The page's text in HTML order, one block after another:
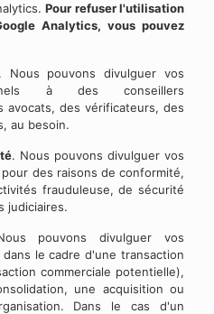
Pour refuser l'utilisation
Analytics, vous pouvez
Nous pouvons divulguer vos
à des conseillers
avocats, des vérificateurs, des
au besoin.
. Nous pouvons divulguer vos
des raisons de conformité,
frauduleuse, de sécurité
judiciaires.
pouvons divulguer vos
le cadre d'une transaction
commerciale potentielle),
une acquisition ou
Dans le cas d'un